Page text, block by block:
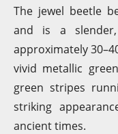
The jewel beetle
and is a slender,
approximately
vivid metallic
green stripes
striking
ancient times.